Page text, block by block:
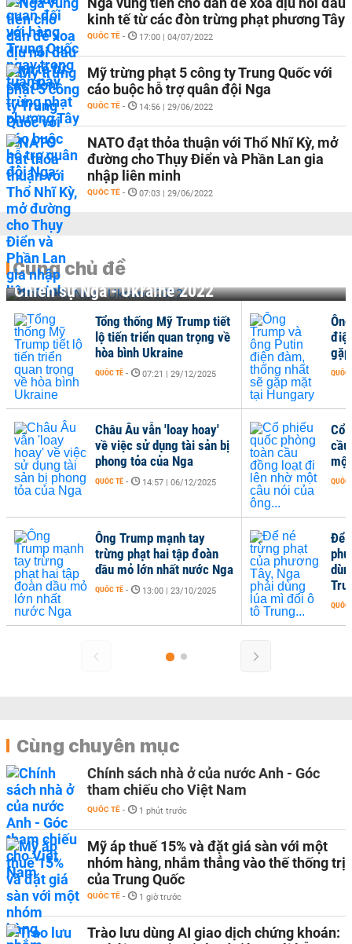
kinh tế từ các đòn trừng phạt phương Tây
QUỐC TẾ - 17:00 | 04/07/2022
Mỹ trừng phạt 5 công ty Trung Quốc với
cáo buộc hỗ trợ quân đội Nga
QUỐC TẾ - 14:56 | 29/06/2022
NATO đạt thỏa thuận với Thổ Nhĩ Kỳ, mở
đường cho Thụy Điển và Phần Lan gia
nhập liên minh
QUỐC TẾ - 07:03 | 29/06/2022
Cùng chủ đề
Chiến sự Nga - Ukraine 2022
Tổng thống Mỹ Trump tiết
lộ tiến triển quan trọng về
hòa bình Ukraine
QUỐC TẾ - 07:21 | 29/12/2025
Châu Âu vẫn 'loay hoay'
về việc sử dụng tài sản bị
phong tỏa của Nga
QUỐC TẾ - 14:57 | 06/12/2025
Ông Trump mạnh tay
trừng phạt hai tập đoàn
dầu mỏ lớn nhất nước Nga
QUỐC TẾ - 13:00 | 23/10/2025
QUỐC
Cổ
QUỐC
Để
QUỐC
Cùng chuyên mục
Chính sách nhà ở của nước Anh - Góc
tham chiếu cho Việt Nam
QUỐC TẾ - 1 phút trước
Mỹ áp thuế 15% và đặt giá sàn với một
nhóm hàng, nhắm thẳng vào thế thống trị
của Trung Quốc
QUỐC TẾ - 1 giờ trước
Trào lưu dùng AI giao dịch chứng khoán: